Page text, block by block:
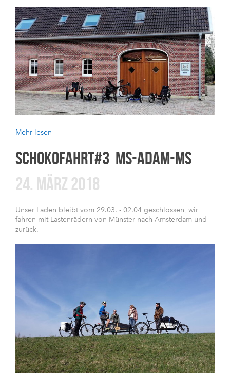
Mehr lesen
SCHOKOFAHRT#3 MS-ADAM-MS
24. MÄRZ 2018
Unser Laden bleibt vom 29.03. - 02.04 geschlossen, wir
fahren mit Lastenrädern von Münster nach Amsterdam und
zurück.